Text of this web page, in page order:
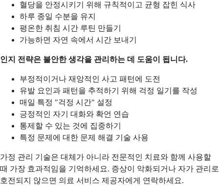
혈당을 안정시키기 위해 규칙적이고 균형 잡힌 식사
하루 종일 수분을 유지
평온한 취침 시간 루틴 만들기
가능하면 자연 속에서 시간 보내기
인지 전략은 불안한 생각을 관리하는 데 도움이 됩니다.
부정적이거나 재앙적인 사고 패턴에 도전
유발 요인과 패턴을 추적하기 위해 걱정 일기를 작성
매일 특정 "걱정 시간" 설정
긍정적인 자기 대화와 확언 연습
통제할 수 있는 것에 집중하기
특정 문제에 대한 문제 해결 기술 사용
가정 관리 기술은 대체가 아니라 전문적인 치료와 함께 사용할
때 가장 효과적임을 기억하세요. 증상이 악화되거나 자가 관리로
호전되지 않으면 의료 서비스 제공자에게 연락하세요.